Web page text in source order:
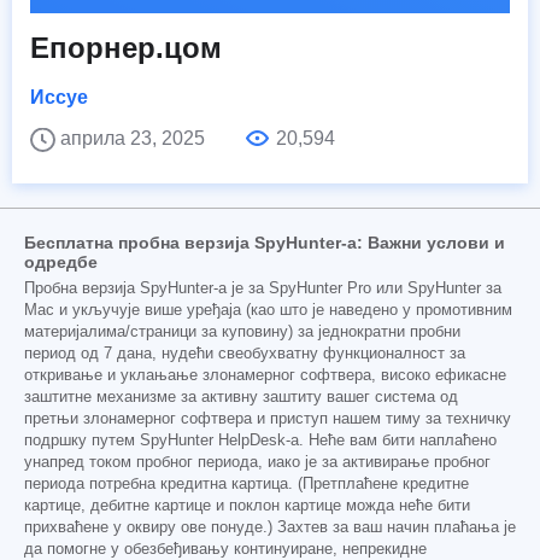
Епорнер.цом
Иссуе
априла 23, 2025
20,594
Бесплатна пробна верзија SpyHunter-а: Важни услови и
одредбе
Пробна верзија SpyHunter-а је за SpyHunter Pro или SpyHunter за
Mac и укључује више уређаја (као што је наведено у промотивним
материјалима/страници за куповину) за једнократни пробни
период од 7 дана, нудећи свеобухватну функционалност за
откривање и уклањање злонамерног софтвера, високо ефикасне
заштитне механизме за активну заштиту вашег система од
претњи злонамерног софтвера и приступ нашем тиму за техничку
подршку путем SpyHunter HelpDesk-а. Неће вам бити наплаћено
унапред током пробног периода, иако је за активирање пробног
периода потребна кредитна картица. (Претплаћене кредитне
картице, дебитне картице и поклон картице можда неће бити
прихваћене у оквиру ове понуде.) Захтев за ваш начин плаћања је
да помогне у обезбеђивању континуиране, непрекидне